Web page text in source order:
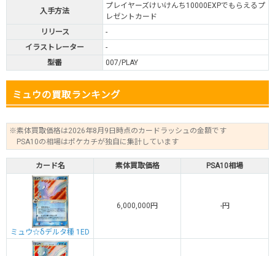
入手方法
プレイヤーズけいけんち10000EXPでもらえるプ
レゼントカード
リリース
-
イラストレーター
-
型番
007/PLAY
ミュウの買取ランキング
※素体買取価格は2026年8月9日時点のカードラッシュの金額です
PSA10の相場はポケカチが独自に集計しています
カード名 素体買取価格 PSA10相場
ミュウ☆δデルタ種 1ED
6,000,000円 -円